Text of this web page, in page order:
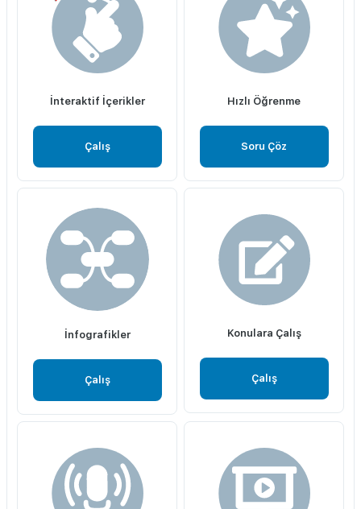
İnteraktif İçerikler
Çalış
Hızlı Öğrenme
Soru Çöz
İnfografikler
Çalış
Konulara Çalış
Çalış